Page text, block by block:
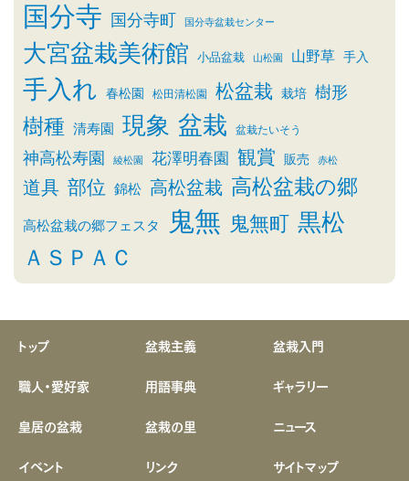
国分寺 国分寺町 国分寺盆栽センター
大宮盆栽美術館 小品盆栽 山松園 山野草 手入
手入れ 春松園 松田清松園 松盆栽 栽培 樹形
樹種 清寿園 現象 盆栽 盆栽たいそう
神高松寿園 綾松園 花澤明春園 観賞 販売 赤松
道具 部位 錦松 高松盆栽 高松盆栽の郷
高松盆栽の郷フェスタ 鬼無 鬼無町 黒松
ＡＳＰＡＣ
トップ 盆栽主義
盆栽入門
職人・愛好家
用語事典
ギャラリー
皇居の盆栽
盆栽の里
ニュース
イベント
リンク サイトマップ